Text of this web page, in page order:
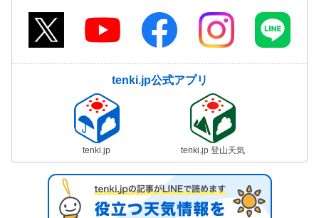
tenki.jp公式アプリ
tenki.jp tenki.jp 登山天気